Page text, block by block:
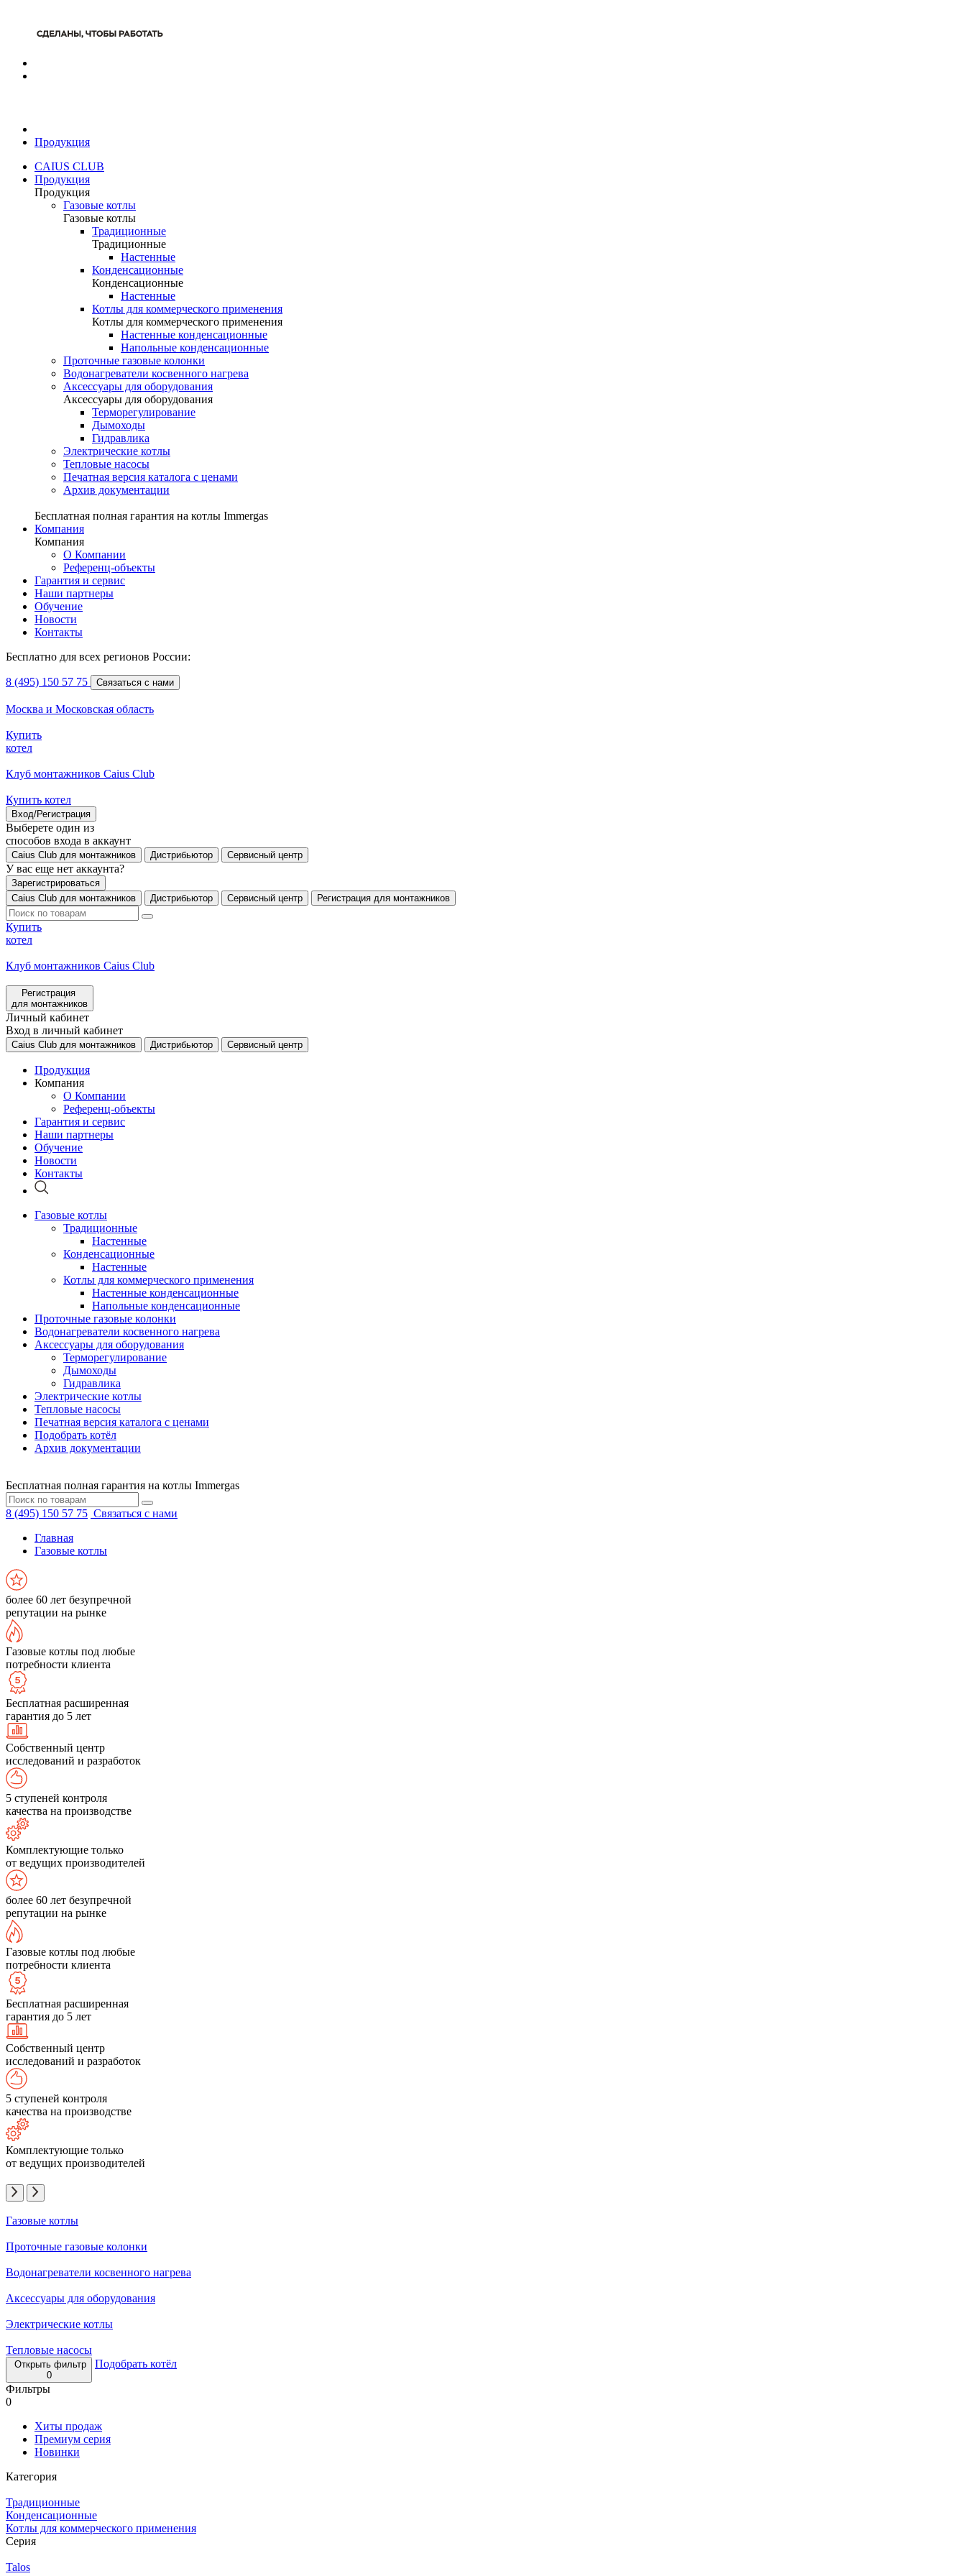
Продукция
CAIUS CLUB
Продукция
Продукция
Газовые котлы
Газовые котлы
Традиционные
Традиционные
Настенные
Конденсационные
Конденсационные
Настенные
Котлы для коммерческого применения
Котлы для коммерческого применения
Настенные конденсационные
Напольные конденсационные
Проточные газовые колонки
Водонагреватели косвенного нагрева
Аксессуары для оборудования
Аксессуары для оборудования
Терморегулирование
Дымоходы
Гидравлика
Электрические котлы
Тепловые насосы
Печатная версия каталога с ценами
Архив документации
Бесплатная полная гарантия на котлы Immergas
Компания
Компания
О Компании
Референц-объекты
Гарантия и сервис
Наши партнеры
Обучение
Новости
Контакты
Бесплатно для всех регионов России:
8 (495) 150 57 75 Связаться с нами
Москва и Московская область
Купить
котел
Клуб монтажников Caius Club
Купить котел
Вход/Регистрация
Выберете один из
способов входа в аккаунт
Caius Club для монтажников Дистрибьютор Сервисный центр
У вас еще нет аккаунта?
Зарегистрироваться
Caius Club для монтажников
Дистрибьютор Сервисный центр Регистрация для монтажников
Купить
котел
Клуб монтажников Caius Club
Регистрация
для монтажников
Личный кабинет
Вход в личный кабинет
Caius Club для монтажников Дистрибьютор Сервисный центр
Продукция
Компания
О Компании
Референц-объекты
Гарантия и сервис
Наши партнеры
Обучение
Новости
Контакты
Газовые котлы
Традиционные
Настенные
Конденсационные
Настенные
Котлы для коммерческого применения
Настенные конденсационные
Напольные конденсационные
Проточные газовые колонки
Водонагреватели косвенного нагрева
Аксессуары для оборудования
Терморегулирование
Дымоходы
Гидравлика
Электрические котлы
Тепловые насосы
Печатная версия каталога с ценами
Подобрать котёл
Архив документации
Бесплатная полная гарантия на котлы Immergas
8 (495) 150 57 75 Связаться с нами
Главная
Газовые котлы
более 60 лет безупречной
репутации на рынке
Газовые котлы под любые
потребности клиента
Бесплатная расширенная
гарантия до 5 лет
Собственный центр
исследований и разработок
5 ступеней контроля
качества на производстве
Комплектующие только
от ведущих производителей
более 60 лет безупречной
репутации на рынке
Газовые котлы под любые
потребности клиента
Бесплатная расширенная
гарантия до 5 лет
Собственный центр
исследований и разработок
5 ступеней контроля
качества на производстве
Комплектующие только
от ведущих производителей
Газовые котлы
Проточные газовые колонки
Водонагреватели косвенного нагрева
Аксессуары для оборудования
Электрические котлы
Тепловые насосы
Открыть фильтр
0
Подобрать котёл
Фильтры
0
Хиты продаж
Премиум серия
Новинки
Категория
Традиционные
Конденсационные
Котлы для коммерческого применения
Серия
Talos